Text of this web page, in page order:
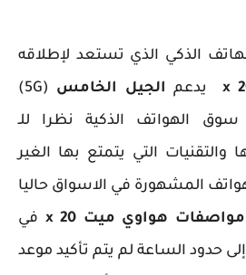
الذكي الذي تستعد لإطلاقه
يدعمالجيل الخامس
(5G)
الهواتف الذكية نظرا للـ
التي يتمتع بها الغير
المشهورة في الاسواق حاليا
مواصفات هواوي ميت 20 x
في
2019 ولكن إلى حدود الساعة لم يتم تأكيد موعد